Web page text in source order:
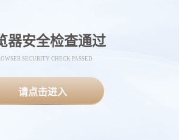
器安全检查通过
SECURITY CHECK PASSED
请点击进入